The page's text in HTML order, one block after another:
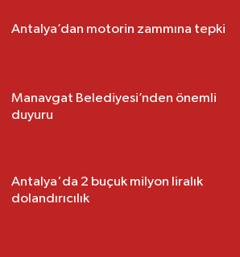
Antalya’dan motorin zammına tepki
Manavgat Belediyesi’nden önemli
duyuru
Antalya'da 2 buçuk milyon liralık
dolandırıcılık